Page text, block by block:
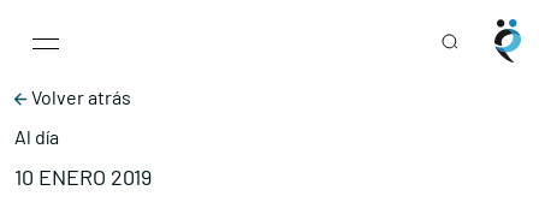
Main Navigation
Volver atrás
Al día
10 ENERO 2019